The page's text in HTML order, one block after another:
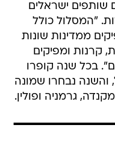
שותפים ישראלים
"המסלול כולל
ממדינות שונות
קרנות ומפיקים
בכל שנה קופרו
נבחרו שמונה
גרמניה ופולין.